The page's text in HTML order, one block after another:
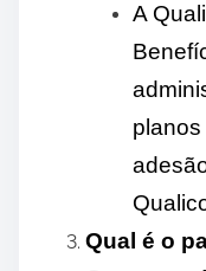
A
Qual é o